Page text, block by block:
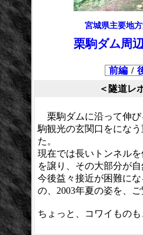
宮城県主要地
栗駒ダム周
前編 /
＜隧道レ
栗駒ダムに沿って伸び
駒観光の玄関口をにな
た。
現在では長いトンネル
を譲り、その大部分が自
今後益々接近が困難に
の、2003年夏の姿を、ご
ちょっと、コワイものも